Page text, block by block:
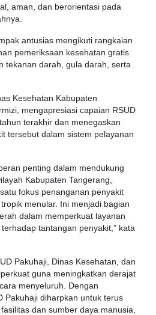
aman, dan berorientasi pada
antusias mengikuti rangkaian
pemeriksaan kesehatan gratis
tekanan darah, gula darah, serta
Kesehatan Kabupaten
mengapresiasi capaian RSUD
terakhir dan menegaskan
tersebut dalam sistem pelayanan
penting dalam mendukung
Kabupaten Tangerang,
fokus penanganan penyakit
menular. Ini menjadi bagian
dalam memperkuat layanan
tantangan penyakit,” kata
Pakuhaji, Dinas Kesehatan, dan
guna meningkatkan derajat
menyeluruh. Dengan
Pakuhaji diharpkan untuk terus
dan sumber daya manusia,